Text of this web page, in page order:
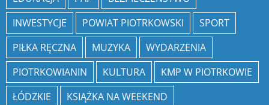
INWESTYCJE
POWIAT PIOTRKOWSKI
SPORT
PIŁKA RĘCZNA
MUZYKA
WYDARZENIA
PIOTRKOWIANIN
KULTURA
KMP W PIOTRKOWIE
ŁÓDZKIE
KSIĄŻKA NA WEEKEND